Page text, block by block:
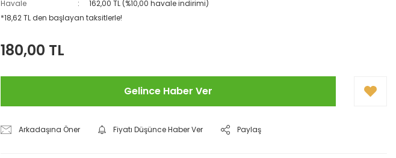
Havale
162,00 TL (%10,00 havale indirimi)
*18,62 TL den başlayan taksitlerle!
180,00 TL
Gelince Haber Ver
Arkadaşına Öner Fiyatı Düşünce Haber Ver Paylaş